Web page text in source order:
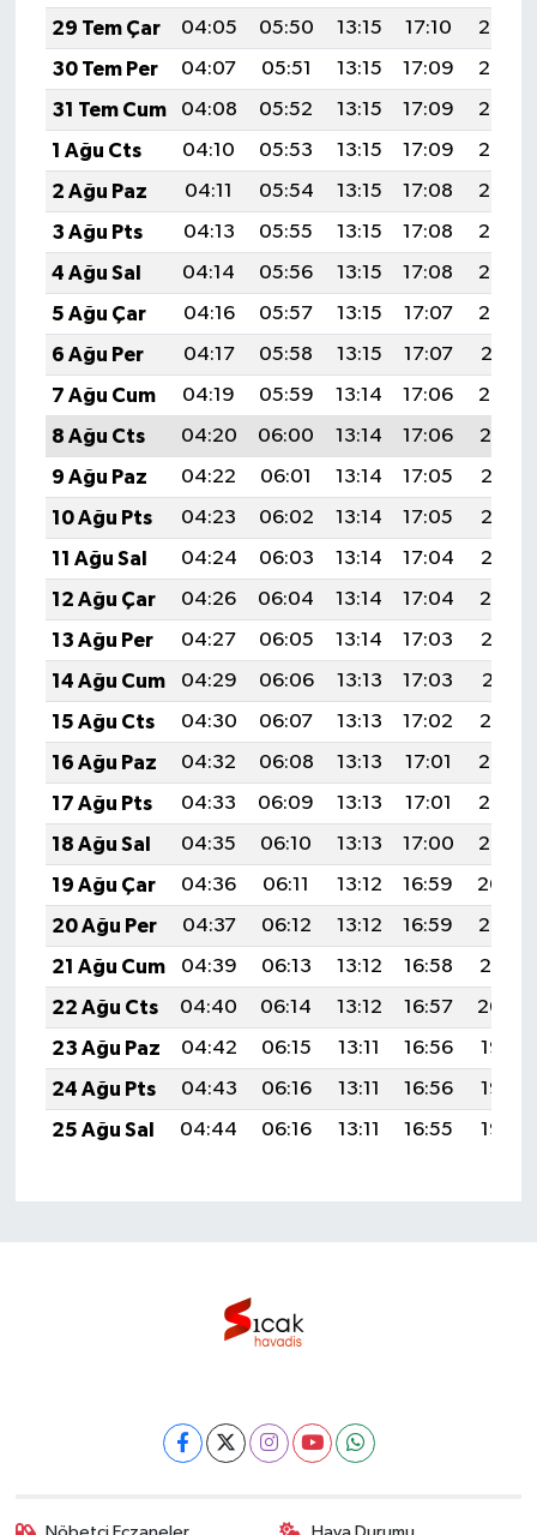
29 Tem Çar
04:05 05:50 13:15 17:10
20:30
30 Tem Per
04:07 05:51 13:15 17:09
20:29
31 Tem Cum
04:08 05:52 13:15 17:09
20:28
1 Ağu Cts
04:10 05:53 13:15 17:09
20:27
2 Ağu Paz
04:11 05:54 13:15 17:08
20:26
3 Ağu Pts
04:13 05:55 13:15 17:08
20:25
4 Ağu Sal
04:14 05:56 13:15 17:08
20:23
5 Ağu Çar
04:16 05:57 13:15 17:07
20:22
6 Ağu Per
04:17 05:58 13:15 17:07
20:21
7 Ağu Cum
04:19 05:59 13:14 17:06
20:20
8 Ağu Cts
04:20 06:00 13:14 17:06
20:19
9 Ağu Paz
04:22 06:01 13:14 17:05
20:18
10 Ağu Pts
04:23 06:02 13:14 17:05
20:16
11 Ağu Sal
04:24 06:03 13:14 17:04
20:15
12 Ağu Çar
04:26 06:04 13:14 17:04
20:14
13 Ağu Per
04:27 06:05 13:14 17:03
20:12
14 Ağu Cum
04:29 06:06 13:13 17:03
20:11
15 Ağu Cts
04:30 06:07 13:13 17:02
20:10
16 Ağu Paz
04:32 06:08 13:13 17:01
20:08
17 Ağu Pts
04:33 06:09 13:13 17:01
20:07
18 Ağu Sal
04:35 06:10 13:13 17:00
20:05
19 Ağu Çar
04:36 06:11 13:12 16:59
20:04
20 Ağu Per
04:37 06:12 13:12 16:59
20:03
21 Ağu Cum
04:39 06:13 13:12 16:58
20:01
22 Ağu Cts
04:40 06:14 13:12 16:57
20:00
23 Ağu Paz
04:42 06:15 13:11 16:56
19:58
24 Ağu Pts
04:43 06:16 13:11 16:56
19:57
25 Ağu Sal
04:44 06:16 13:11 16:55 19:55
Nöbetçi Eczaneler Hava Durumu